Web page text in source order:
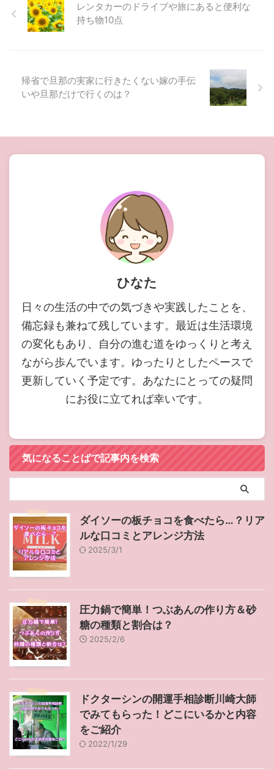
レンタカーのドライブや旅にあると便利な
持ち物10点
帰省で旦那の実家に行きたくない嫁の手伝
いや旦那だけで行くのは？
ひなた
日々の生活の中での気づきや実践したことを、
備忘録も兼ねて残しています。最近は生活環境
の変化もあり、自分の進む道をゆっくりと考え
ながら歩んでいます。ゆったりとしたペースで
更新していく予定です。あなたにとっての疑問
にお役に立てれば幸いです。
気になることばで記事内を検索
ダイソーの板チョコを食べたら…？リア
ルな口コミとアレンジ方法
2025/3/1
圧力鍋で簡単！つぶあんの作り方＆砂
糖の種類と割合は？
2025/2/6
ドクターシンの開運手相診断川崎大師
でみてもらった！どこにいるかと内容
をご紹介
2022/1/29